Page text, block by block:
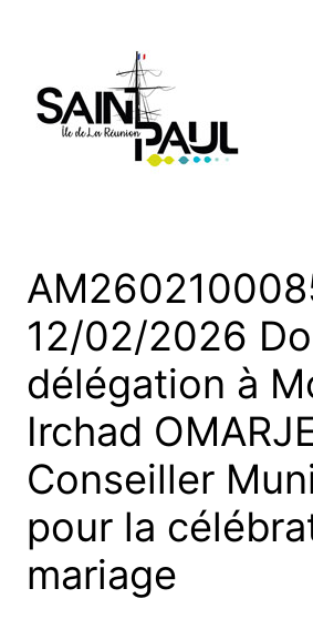
12/02/2026
délégation à
Irchad
Conseiller
pour la
mariage